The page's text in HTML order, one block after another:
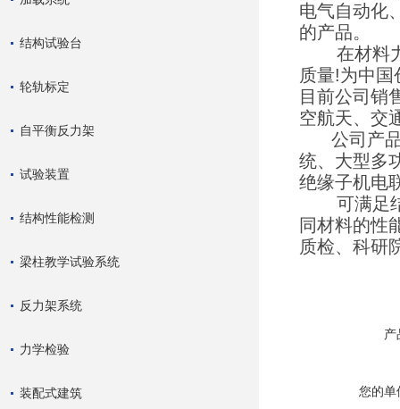
结构试验台
轮轨标定
自平衡反力架
试验装置
结构性能检测
梁柱教学试验系统
反力架系统
力学检验
装配式建筑
电气自动化
的产品。
在材料力
质量!为中
目前公司销
空航天、交
公司产品
统、大型多
绝缘子机电
可满足结
同材料的性
质检、科研
产
您的单